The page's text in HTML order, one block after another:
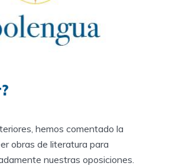
hemos comentado la
obras de literatura para
nuestras oposiciones.